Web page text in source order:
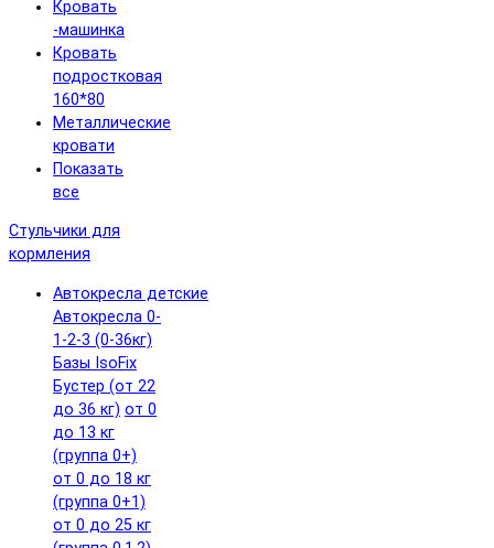
Кровать
-машинка
Кровать
подростковая
160*80
Металлические
кровати
Показать
все
Стульчики для
кормления
Автокресла детские
Автокресла 0-
1-2-3 (0-36кг)
Базы IsoFix
Бустер (от 22
до 36 кг) от 0
до 13 кг
(группа 0+)
от 0 до 18 кг
(группа 0+1)
от 0 до 25 кг